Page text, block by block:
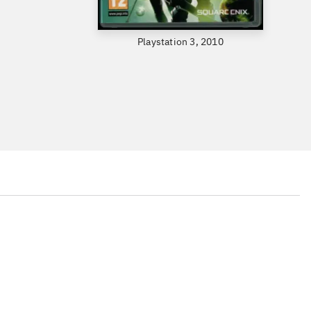
Playstation 3, 2010